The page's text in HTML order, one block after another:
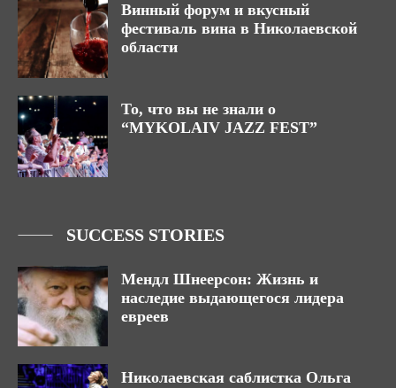
Винный форум и вкусный
фестиваль вина в Николаевской
области
То, что вы не знали о
“MYKOLAIV JAZZ FEST”
SUCCESS STORIES
Мендл Шнеерсон: Жизнь и
наследие выдающегося лидера
евреев
Николаевская саблистка Ольга